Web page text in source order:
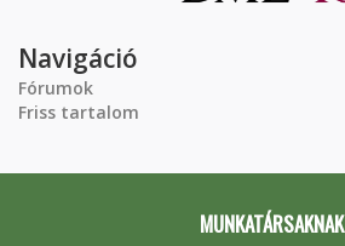
Navigáció
Fórumok
Friss tartalom
MUNKATÁRSAKNAK